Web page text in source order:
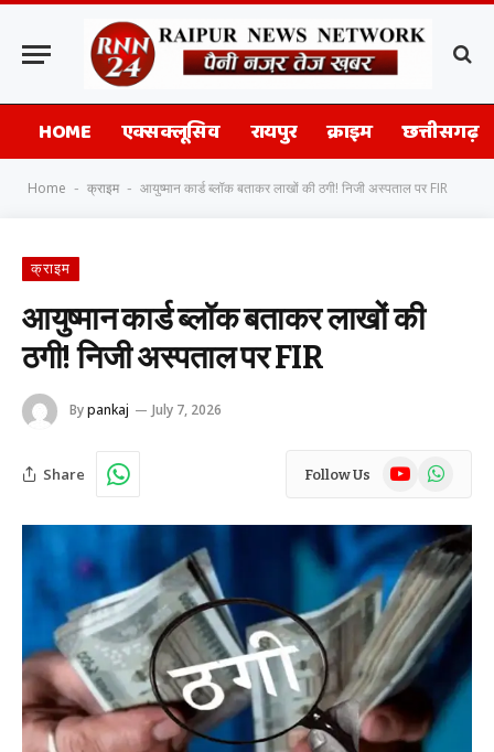
HOME एक्सक्लूसिव रायपुर क्राइम छत्तीसगढ़
Home - क्राइम - आयुष्मान कार्ड ब्लॉक बताकर लाखों की ठगी! निजी अस्पताल पर FIR
क्राइम
आयुष्मान कार्ड ब्लॉक बताकर लाखों की
ठगी! निजी अस्पताल पर FIR
Bypankaj July 7, 2026
Share Follow Us YouTubeWhatsApp